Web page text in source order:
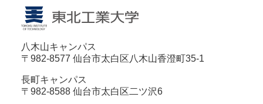
八木山キャンパス
〒982-8577 仙台市太白区八木山香澄町35-1
長町キャンパス
〒982-8588 仙台市太白区二ツ沢6